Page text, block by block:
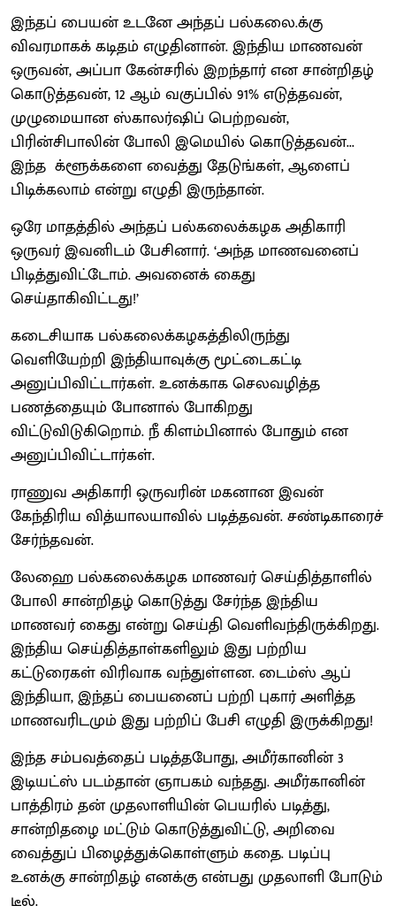
இந்தப் பையன் உடனே அந்தப் பல்கலை.க்கு
விவரமாகக் கடிதம் எழுதினான். இந்திய மாணவன்
ஒருவன், அப்பா கேன்சரில் இறந்தார் என சான்றிதழ்
கொடுத்தவன், 12 ஆம் வகுப்பில் 91% எடுத்தவன்,
முழுமையான ஸ்காலர்ஷிப் பெற்றவன்,
பிரின்சிபாலின் போலி இமெயில் கொடுத்தவன்...
இந்த க்ளூக்களை வைத்து தேடுங்கள், ஆளைப்
பிடிக்கலாம் என்று எழுதி இருந்தான்.
ஒரே மாதத்தில் அந்தப் பல்கலைக்கழக அதிகாரி
ஒருவர் இவனிடம் பேசினார். ‘அந்த மாணவனைப்
பிடித்துவிட்டோம். அவனைக் கைது
செய்தாகிவிட்டது!’
கடைசியாக பல்கலைக்கழகத்திலிருந்து
வெளியேற்றி இந்தியாவுக்கு மூட்டைகட்டி
அனுப்பிவிட்டார்கள். உனக்காக செலவழித்த
பணத்தையும் போனால் போகிறது
விட்டுவிடுகிறொம். நீ கிளம்பினால் போதும் என
அனுப்பிவிட்டார்கள்.
ராணுவ அதிகாரி ஒருவரின் மகனான இவன்
கேந்திரிய வித்யாலயாவில் படித்தவன். சண்டிகாரைச்
சேர்ந்தவன்.
லேஹை பல்கலைக்கழக மாணவர் செய்தித்தாளில்
போலி சான்றிதழ் கொடுத்து சேர்ந்த இந்திய
மாணவர் கைது என்று செய்தி வெளிவந்திருக்கிறது.
இந்திய செய்தித்தாள்களிலும் இது பற்றிய
கட்டுரைகள் விரிவாக வந்துள்ளன. டைம்ஸ் ஆப்
இந்தியா, இந்தப் பையனைப் பற்றி புகார் அளித்த
மாணவரிடமும் இது பற்றிப் பேசி எழுதி இருக்கிறது!
இந்த சம்பவத்தைப் படித்தபோது, அமீர்கானின் 3
இடியட்ஸ் படம்தான் ஞாபகம் வந்தது. அமீர்கானின்
பாத்திரம் தன் முதலாளியின் பெயரில் படித்து,
சான்றிதழை மட்டும் கொடுத்துவிட்டு, அறிவை
வைத்துப் பிழைத்துக்கொள்ளும் கதை. படிப்பு
உனக்கு சான்றிதழ் எனக்கு என்பது முதலாளி போடும்
டீல்.